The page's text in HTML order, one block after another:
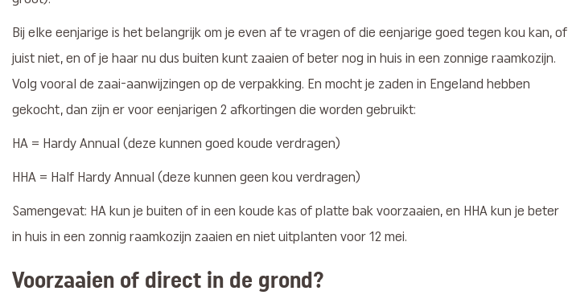
Bij elke eenjarige is het belangrijk om je even af te vragen of die eenjarige goed tegen kou kan, of
juist niet, en of je haar nu dus buiten kunt zaaien of beter nog in huis in een zonnige raamkozijn.
Volg vooral de zaai-aanwijzingen op de verpakking. En mocht je zaden in Engeland hebben
gekocht, dan zijn er voor eenjarigen 2 afkortingen die worden gebruikt:
HA = Hardy Annual (deze kunnen goed koude verdragen)
HHA = Half Hardy Annual (deze kunnen geen kou verdragen)
Samengevat: HA kun je buiten of in een koude kas of platte bak voorzaaien, en HHA kun je beter
in huis in een zonnig raamkozijn zaaien en niet uitplanten voor 12 mei.
Voorzaaien of direct in de grond?